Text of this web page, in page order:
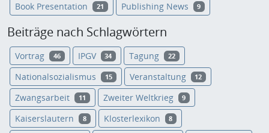
Book Presentation 21 Publishing News 9
Beiträge nach Schlagwörtern
Vortrag 46 IPGV 34 Tagung 22
Nationalsozialismus 15 Veranstaltung 12
Zwangsarbeit 11 Zweiter Weltkrieg 9
Kaiserslautern 8 Klosterlexikon 8